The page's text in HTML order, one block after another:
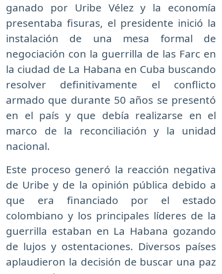
ganado por Uribe Vélez y la economía
presentaba fisuras, el presidente inició la
instalación de una mesa formal de
negociación con la guerrilla de las Farc en
la ciudad de La Habana en Cuba buscando
resolver definitivamente el conflicto
armado que durante 50 años se presentó
en el país y que debía realizarse en el
marco de la reconciliación y la unidad
nacional.
Este proceso generó la reacción negativa
de Uribe y de la opinión pública debido a
que era financiado por el estado
colombiano y los principales líderes de la
guerrilla estaban en La Habana gozando
de lujos y ostentaciones. Diversos países
aplaudieron la decisión de buscar una paz